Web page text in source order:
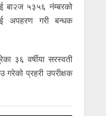
बा२ज ५३५६ नंम्बरको
अपहरण गरी बन्धक
३६ वर्षीया सरस्वती
गरेको प्रहरी उपरीक्षक